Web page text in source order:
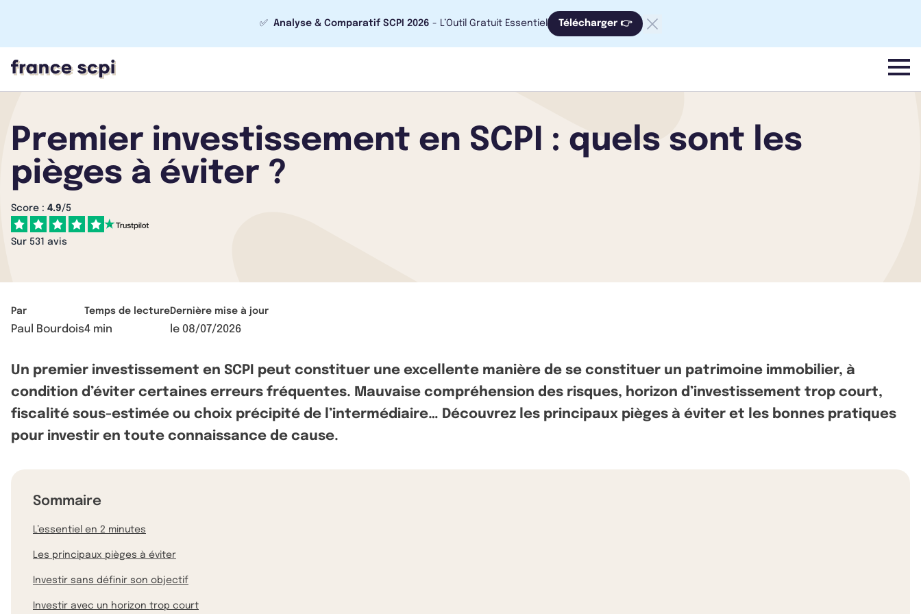
✅ Analyse & Comparatif SCPI 2026 - L’Outil Gratuit Essentiel Télécharger 👉
menu
Premier investissement en SCPI : quels sont les
pièges à éviter ?
Score : 4.9/5
Sur 531 avis
Par
Paul Bourdois
Temps de lecture
4 min
Dernière mise à jour
le 08/07/2026
Un premier investissement en SCPI peut constituer une excellente manière de se constituer un patrimoine immobilier, à
condition d’éviter certaines erreurs fréquentes. Mauvaise compréhension des risques, horizon d’investissement trop court,
fiscalité sous-estimée ou choix précipité de l’intermédiaire… Découvrez les principaux pièges à éviter et les bonnes pratiques
pour investir en toute connaissance de cause.
Sommaire
L’essentiel en 2 minutes
Les principaux pièges à éviter
Investir sans définir son objectif
Investir avec un horizon trop court